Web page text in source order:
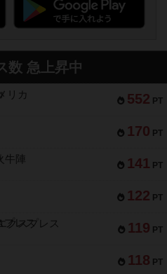
数 急上昇中
552 PT
リカ
170 PT
141 PT
牛陣
122 PT
119 PT
クスプレス
118 PT